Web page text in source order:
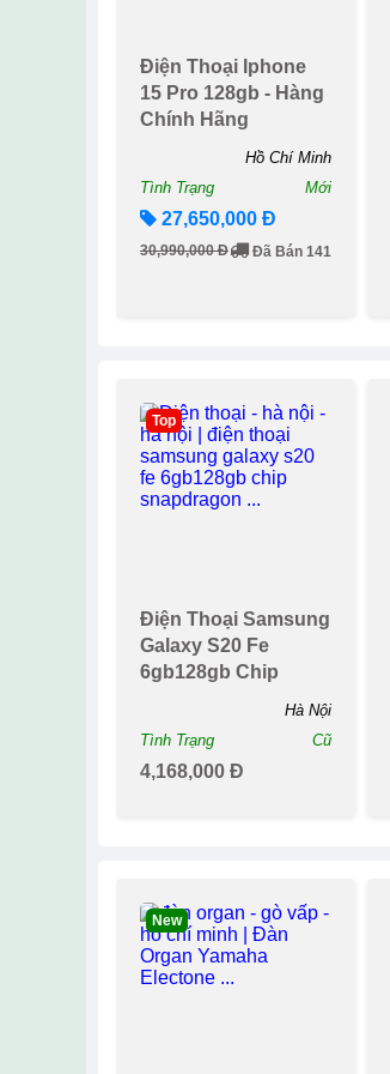
Điện Thoại Iphone
15 Pro 128gb - Hàng
Chính Hãng
Hồ Chí Minh
Tình Trạng
Mới
27,650,000 Đ
30,990,000 Đ Đã Bán 141
Top
Điện Thoại Samsung
Galaxy S20 Fe
6gb128gb Chip
Hà Nội
Tình Trạng
Cũ
4,168,000 Đ
New